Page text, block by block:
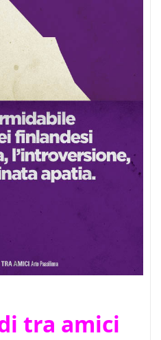
tra amici